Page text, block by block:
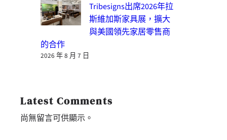
Tribesigns出席2026年拉
斯維加斯家具展，擴大
與美國領先家居零售商
的合作
2026 年 8 月 7 日
Latest Comments
尚無留言可供顯示。